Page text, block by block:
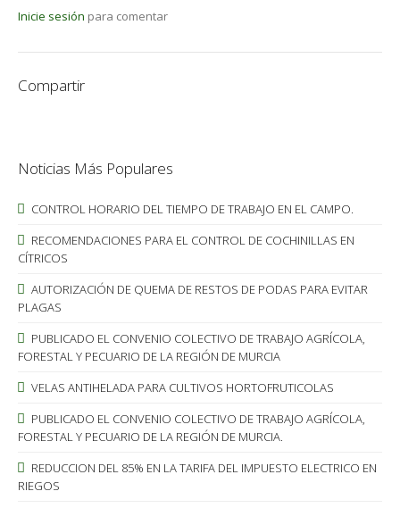
Inicie sesión para comentar
Compartir
Noticias Más Populares
CONTROL HORARIO DEL TIEMPO DE TRABAJO EN EL CAMPO.
RECOMENDACIONES PARA EL CONTROL DE COCHINILLAS EN
CÍTRICOS
AUTORIZACIÓN DE QUEMA DE RESTOS DE PODAS PARA EVITAR
PLAGAS
PUBLICADO EL CONVENIO COLECTIVO DE TRABAJO AGRÍCOLA,
FORESTAL Y PECUARIO DE LA REGIÓN DE MURCIA
VELAS ANTIHELADA PARA CULTIVOS HORTOFRUTICOLAS
PUBLICADO EL CONVENIO COLECTIVO DE TRABAJO AGRÍCOLA,
FORESTAL Y PECUARIO DE LA REGIÓN DE MURCIA.
REDUCCION DEL 85% EN LA TARIFA DEL IMPUESTO ELECTRICO EN
RIEGOS